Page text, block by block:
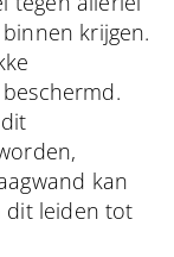
krijgen.
kan
dit leiden tot